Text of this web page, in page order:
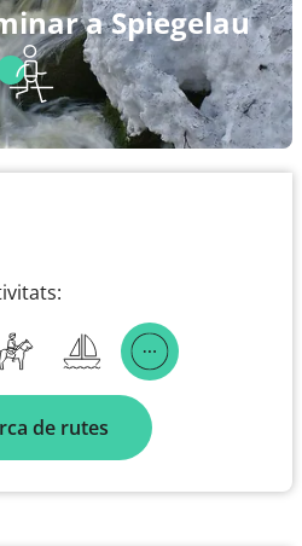
a Spiegelau
de rutes